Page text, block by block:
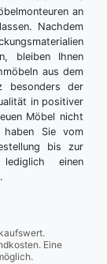
an
Nachdem
bleiben Ihnen
aus dem
besonders der
in positiver
Möbel nicht
haben Sie vom
bis zur
einen
Eine